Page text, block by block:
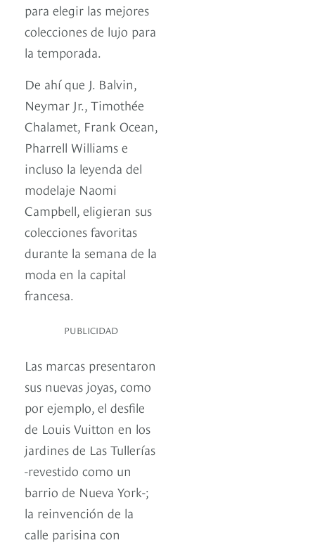
para elegir las mejores
colecciones de lujo para
la temporada.
De ahí que J. Balvin,
Neymar Jr., Timothée
Chalamet, Frank Ocean,
Pharrell Williams e
incluso la leyenda del
modelaje Naomi
Campbell, eligieran sus
colecciones favoritas
durante la semana de la
moda en la capital
francesa.
PUBLICIDAD
Las marcas presentaron
sus nuevas joyas, como
por ejemplo, el desfile
de Louis Vuitton en los
jardines de Las Tullerías
-revestido como un
barrio de Nueva York-;
la reinvención de la
calle parisina con